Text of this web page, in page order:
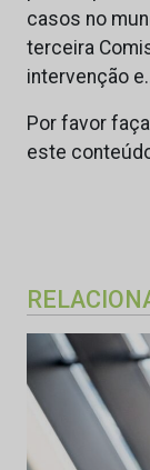
casos no
terceira
intervenção
Por favor faça
este